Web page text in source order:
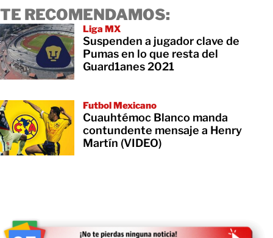
TE RECOMENDAMOS:
Liga MX
Suspenden a jugador clave de
Pumas en lo que resta del
Guard1anes 2021
Futbol Mexicano
Cuauhtémoc Blanco manda
contundente mensaje a Henry
Martín (VIDEO)